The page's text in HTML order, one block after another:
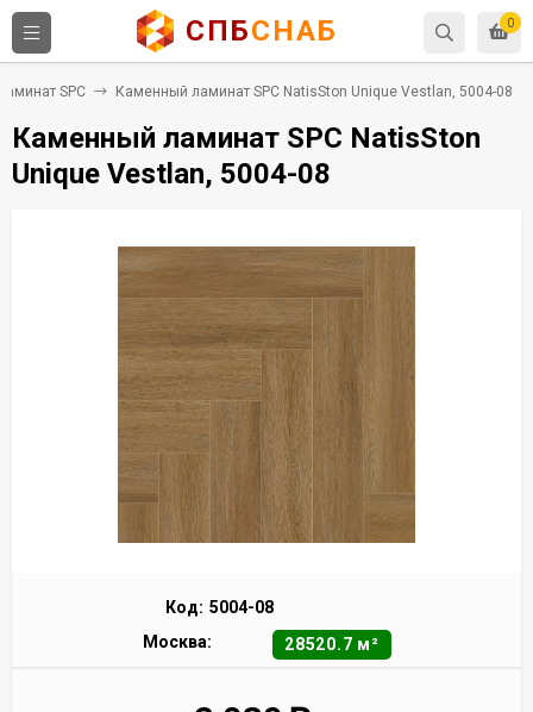
0
СПБСНАБ
SPC Каменный ламинат SPC NatisSton Unique Vestlan, 5004-08
Каменный ламинат SPC NatisSton
Unique Vestlan, 5004-08
Код: 5004-08
Москва:
28520.7 м²